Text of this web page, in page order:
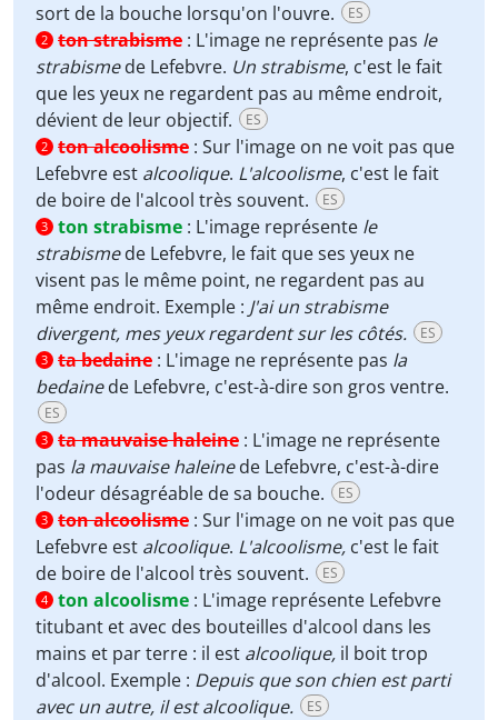
sort de la bouche lorsqu'on l'ouvre.
ES
2 ton strabisme : L'image ne représente pas le
strabismede Lefebvre. Un strabisme, c'est le fait
que les yeux ne regardent pas au même endroit,
dévient de leur objectif.
ES
2 ton alcoolisme : Sur l'image on ne voit pas que
Lefebvre est alcoolique. L'alcoolisme, c'est le fait
de boire de l'alcool très souvent.
ES
3 ton strabisme : L'image représente le
strabismede Lefebvre, le fait que ses yeux ne
visent pas le même point, ne regardent pas au
même endroit. Exemple : J'ai un strabisme
divergent, mes yeux regardent sur les côtés.
ES
3 ta bedaine : L'image ne représente pas la
bedainede Lefebvre, c'est-à-dire son gros ventre.
ES
3 ta mauvaise haleine : L'image ne représente
pas la mauvaise haleinede Lefebvre, c'est-à-dire
l'odeur désagréable de sa bouche.
ES
3 ton alcoolisme : Sur l'image on ne voit pas que
Lefebvre est alcoolique. L'alcoolisme, c'est le fait
de boire de l'alcool très souvent.
ES
4 ton alcoolisme : L'image représente Lefebvre
titubant et avec des bouteilles d'alcool dans les
mains et par terre : il est alcoolique, il boit trop
d'alcool. Exemple : Depuis que son chien est parti
avec un autre, il est alcoolique.
ES